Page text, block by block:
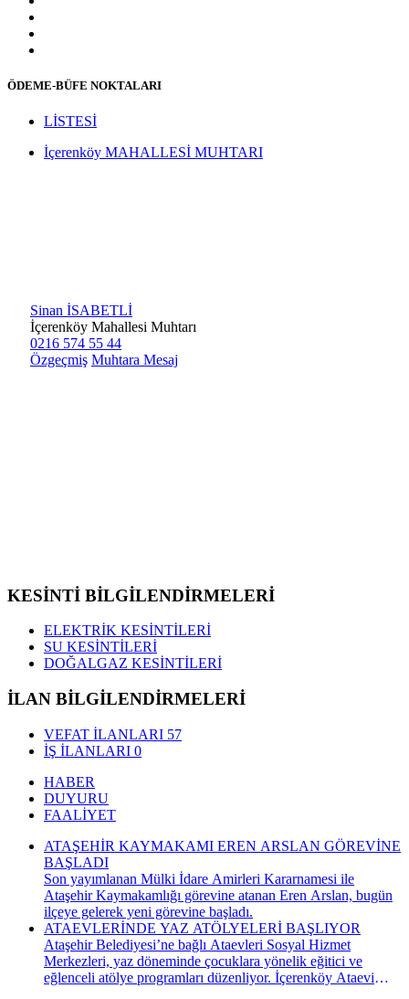
ÖDEME-BÜFE NOKTALARI
LİSTESİ
İçerenköy MAHALLESİ MUHTARI
Sinan İSABETLİ
İçerenköy Mahallesi Muhtarı
0216 574 55 44
Özgeçmiş Muhtara Mesaj
KESİNTİ BİLGİLENDİRMELERİ
ELEKTRİK KESİNTİLERİ
SU KESİNTİLERİ
DOĞALGAZ KESİNTİLERİ
İLAN BİLGİLENDİRMELERİ
VEFAT İLANLARI 57
İŞ İLANLARI 0
HABER
DUYURU
FAALİYET
ATAŞEHİR KAYMAKAMI EREN ARSLAN GÖREVİNE
BAŞLADI
Son yayımlanan Mülki İdare Amirleri Kararnamesi ile
Ataşehir Kaymakamlığı görevine atanan Eren Arslan, bugün
ilçeye gelerek yeni görevine başladı.
ATAEVLERİNDE YAZ ATÖLYELERİ BAŞLIYOR
Ataşehir Belediyesi’ne bağlı Ataevleri Sosyal Hizmet
Merkezleri, yaz döneminde çocuklara yönelik eğitici ve
eğlenceli atölye programları düzenliyor. İçerenköy Ataevi